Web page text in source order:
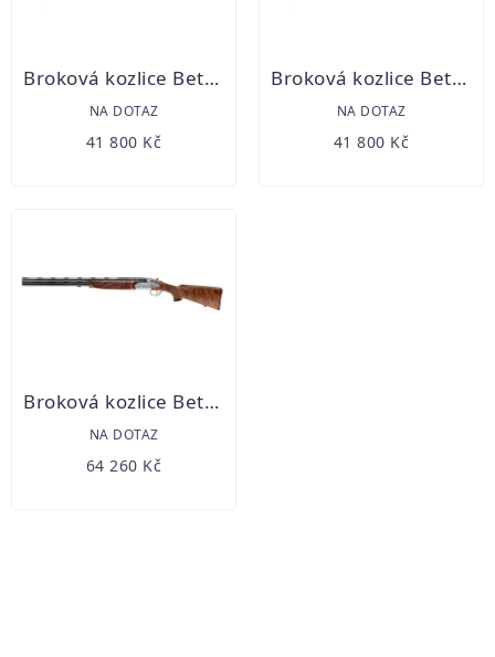
Broková kozlice Bettinsoli Diamond LUX 12/76
NA DOTAZ
41 800 Kč
Broková kozlice Bettinsoli Diamond LUX 20/76
NA DOTAZ
41 800 Kč
Broková kozlice Bettinsoli OVERLAND EVO 12/76
NA DOTAZ
64 260 Kč